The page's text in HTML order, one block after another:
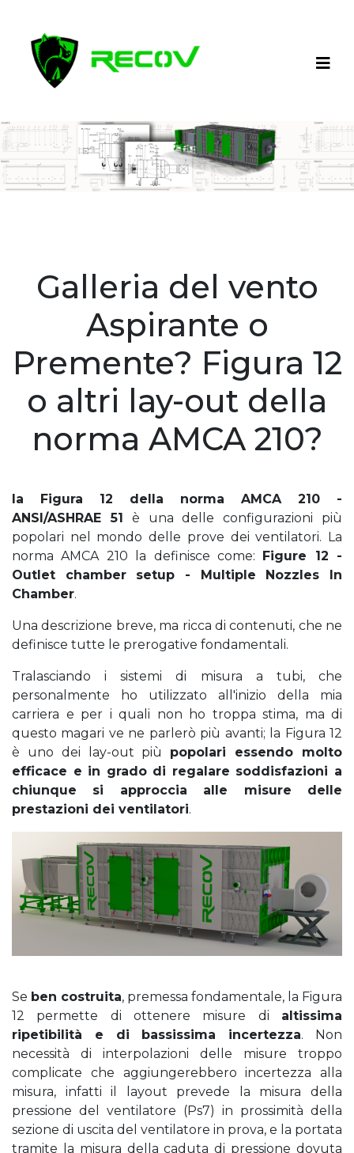
Galleria del vento
Aspirante o
Premente? Figura 12
o altri lay-out della
norma AMCA 210?
la Figura 12 della norma AMCA 210 -
ANSI/ASHRAE 51 è una delle configurazioni più
popolari nel mondo delle prove dei ventilatori. La
norma AMCA 210 la definisce come: Figure 12 -
Outlet chamber setup - Multiple Nozzles In
Chamber.
Una descrizione breve, ma ricca di contenuti, che ne
definisce tutte le prerogative fondamentali.
Tralasciando i sistemi di misura a tubi, che
personalmente ho utilizzato all'inizio della mia
carriera e per i quali non ho troppa stima, ma di
questo magari ve ne parlerò più avanti; la Figura 12
è uno dei lay-out più popolari essendo molto
efficace e in grado di regalare soddisfazioni a
chiunque si approccia alle misure delle
prestazioni dei ventilatori.
Se ben costruita, premessa fondamentale, la Figura
12 permette di ottenere misure di altissima
ripetibilità e di bassissima incertezza. Non
necessità di interpolazioni delle misure troppo
complicate che aggiungerebbero incertezza alla
misura, infatti il layout prevede la misura della
pressione del ventilatore (Ps7) in prossimità della
sezione di uscita del ventilatore in prova, e la portata
tramite la misura della caduta di pressione dovuta